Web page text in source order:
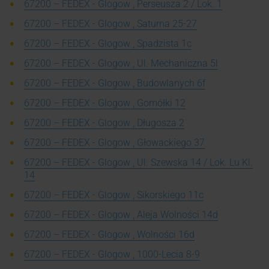
67200 – FEDEX - Glogow , Perseusza 2 / Lok. 1
67200 – FEDEX - Glogow , Saturna 25-27
67200 – FEDEX - Glogow , Spadzista 1c
67200 – FEDEX - Glogow , Ul. Mechaniczna 5l
67200 – FEDEX - Glogow , Budowlanych 6f
67200 – FEDEX - Glogow , Gomółki 12
67200 – FEDEX - Glogow , Długosza 2
67200 – FEDEX - Glogow , Głowackiego 37
67200 – FEDEX - Glogow , Ul. Szewska 14 / Lok. Lu Kl.
14
67200 – FEDEX - Glogow , Sikorskiego 11c
67200 – FEDEX - Glogow , Aleja Wolności 14d
67200 – FEDEX - Glogow , Wolności 16d
67200 – FEDEX - Glogow , 1000-Lecia 8-9